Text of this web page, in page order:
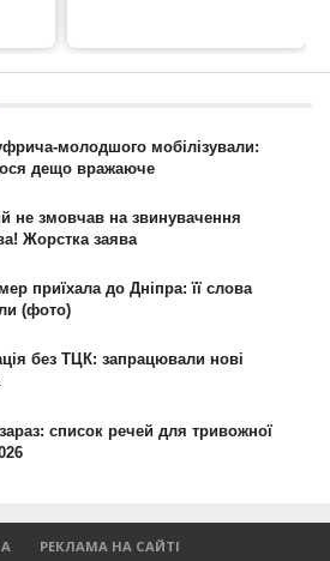
РЕКЛАМА НА САЙТІ
інтернет-видання.
матеріалів сайту посилання
як джерело